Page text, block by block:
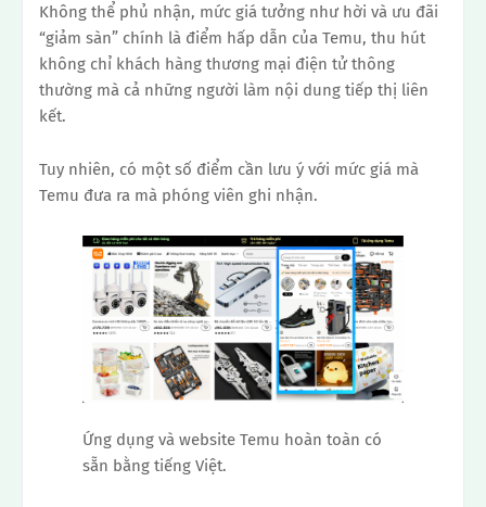
Không thể phủ nhận, mức giá tưởng như hời và ưu đãi
“giảm sàn” chính là điểm hấp dẫn của Temu, thu hút
không chỉ khách hàng thương mại điện tử thông
thường mà cả những người làm nội dung tiếp thị liên
kết.
Tuy nhiên, có một số điểm cần lưu ý với mức giá mà
Temu đưa ra mà phóng viên ghi nhận.
Ứng dụng và website Temu hoàn toàn có
sẵn bằng tiếng Việt.